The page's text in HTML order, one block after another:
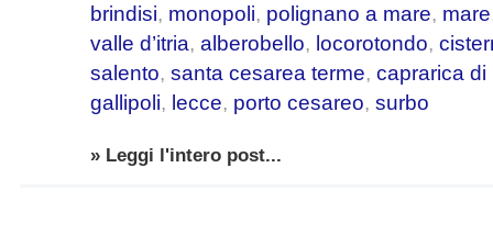
brindisi, monopoli, polignano a mare, mare
valle d’itria, alberobello, locorotondo,
salento, santa cesarea terme, caprarica di
gallipoli, lecce, porto cesareo, surbo
» Leggi l'intero post...